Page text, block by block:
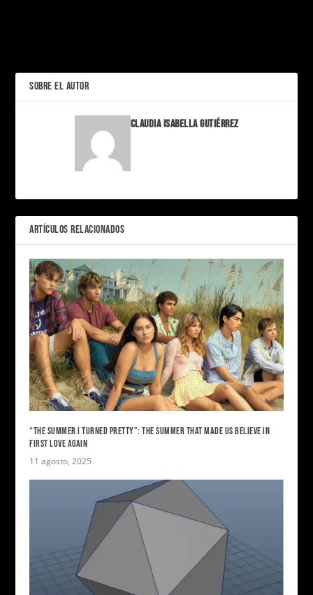
SOBRE EL AUTOR
Claudia Isabella Gutiérrez
ARTÍCULOS RELACIONADOS
“THE SUMMER I TURNED PRETTY”: THE SUMMER THAT MADE US BELIEVE IN
FIRST LOVE AGAIN
11 agosto, 2025